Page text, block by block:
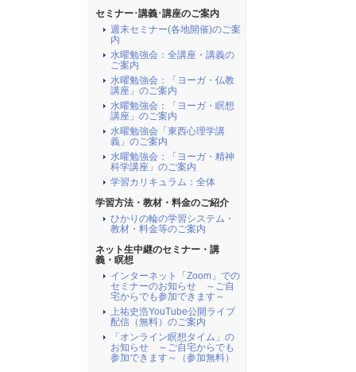
セミナー･講義･講座のご案内
週末セミナー(各地開催)のご案
内
水曜勉強会：全講座・講義の
ご案内
水曜勉強会：「ヨーガ・仏教
講座」のご案内
水曜勉強会：「ヨーガ・瞑想
講座」のご案内
水曜勉強会「東西心理学講
義」のご案内
水曜勉強会：「ヨーガ・精神
科学講座」のご案内
学習カリキュラム：全体
学習方法・教材・料金のご紹介
ひかりの輪の学習システム・
教材・料金等のご案内
ネット生中継のセミナー・講
義・瞑想
インターネット「Zoom」での
セミナーのお知らせ ～ご自
宅からでも参加できます～
上祐史浩YouTube公開ライブ
配信（無料）のご案内
「オンライン瞑想タイム」の
お知らせ ～ご自宅からでも
参加できます～（参加無料）